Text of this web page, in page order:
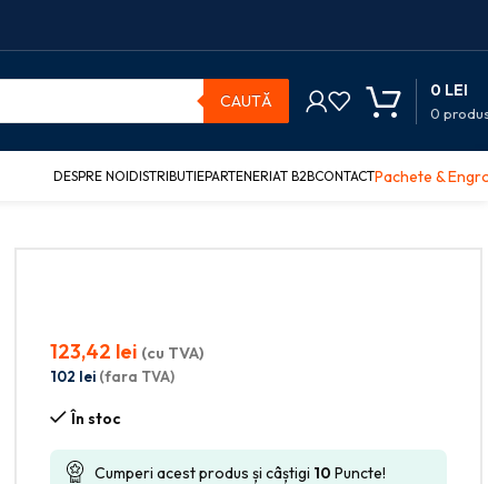
CAUTĂ
0
0 LEI
DESPRE NOIDISTRIBUTIEPARTENERIAT B2BCONTACTPachete &
123,42 lei (cu TVA)
102 lei (fara TVA)
În stoc
Cumperi acest produs și câștigi 10 Puncte!